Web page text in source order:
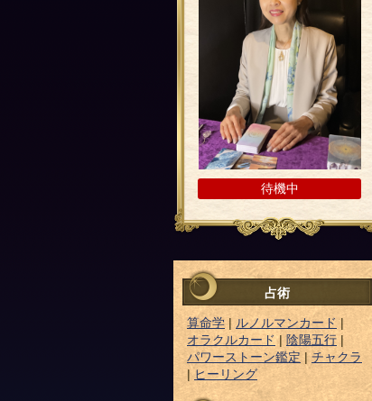
待機中
占術
算命学 | ルノルマンカード |
オラクルカード| 陰陽五行|
パワーストーン鑑定 | チャクラ
|ヒーリング